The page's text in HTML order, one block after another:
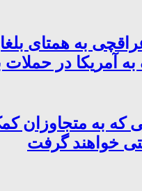
به همتای
آمریکا در حملات
که به متجاوزان
خواهند گرفت